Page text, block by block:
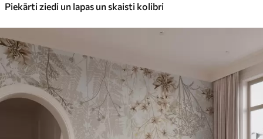
Piekārti ziedi un lapas un skaisti kolibri